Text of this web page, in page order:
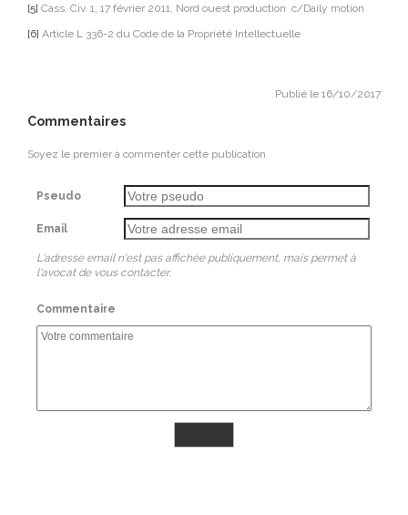
[5] Cass. Civ. 1, 17 février 2011, Nord ouest production c/Daily motion
[6] Article L 336-2 du Code de la Propriété Intellectuelle
Publié le 16/10/2017
Commentaires
Soyez le premier à commenter cette publication
Pseudo
Email
L'adresse email n'est pas affichée publiquement, mais permet à
l'avocat de vous contacter.
Commentaire